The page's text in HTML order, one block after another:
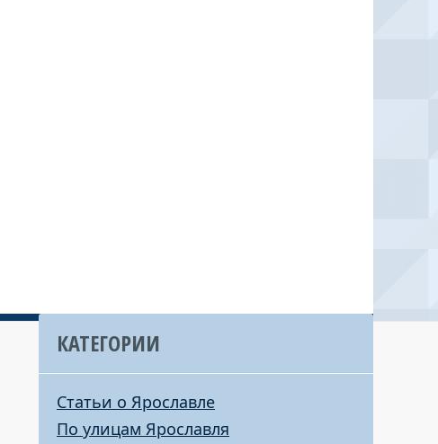
КАТЕГОРИИ
Статьи о Ярославле
По улицам Ярославля